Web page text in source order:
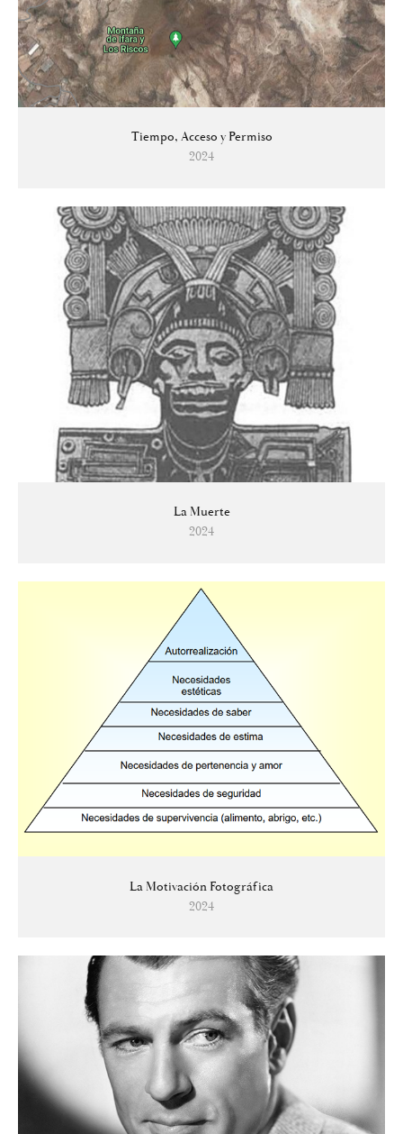
Tiempo, Acceso y Permiso
2024
La Muerte
2024
La Motivación Fotográfica
2024